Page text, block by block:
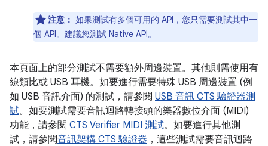
注意： 如果測試有多個可用的 API，您只需要測試其中一
個 API。建議您測試 Native API。
本頁面上的部分測試不需要額外周邊裝置。其他則需使用有
線類比或 USB 耳機。如要進行需要特殊 USB 周邊裝置 (例
如 USB 音訊介面) 的測試，請參閱 USB 音訊 CTS 驗證器測
試。如要測試需要音訊迴路轉接頭的樂器數位介面 (MIDI)
功能，請參閱 CTS Verifier MIDI 測試。如要進行其他測
試，請參閱音訊架構 CTS 驗證器 ，這些測試需要音訊迴路